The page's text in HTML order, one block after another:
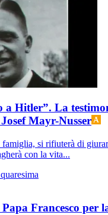
a Hitler”. La
Mayr-Nusser
si rifiuterà di
con la vita...
Francesco per